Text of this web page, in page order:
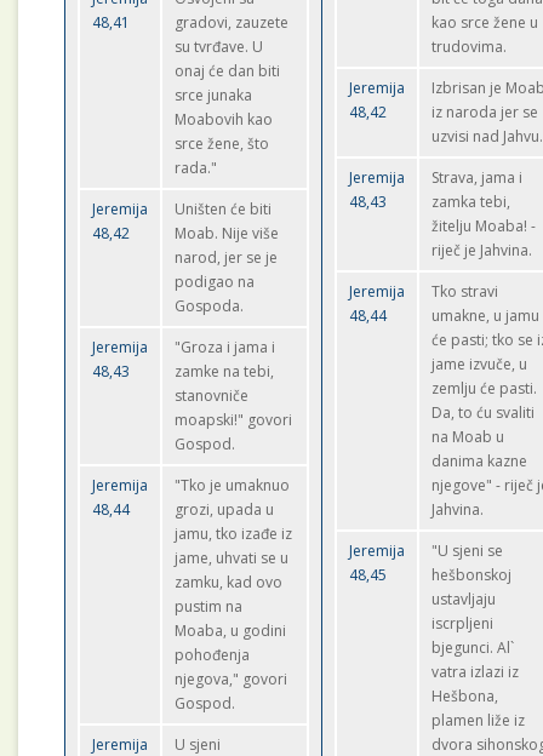
48,41
gradovi, zauzete
su tvrđave. U
onaj će dan biti
srce junaka
Moabovih kao
srce žene, što
rada."
Jeremija
48,42
Uništen će biti
Moab. Nije više
narod, jer se je
podigao na
Gospoda.
Jeremija
48,43
"Groza i jama i
zamke na tebi,
stanovniče
moapski!" govori
Gospod.
Jeremija
48,44
"Tko je umaknuo
grozi, upada u
jamu, tko izađe iz
jame, uhvati se u
zamku, kad ovo
pustim na
Moaba, u godini
pohođenja
njegova," govori
Gospod.
Jeremija
U sjeni
kao srce žene u
trudovima.
Jeremija
48,42
Izbrisan je
iz naroda jer se
uzvisi nad Jahvu.
Jeremija
48,43
Strava, jama i
zamka tebi,
žitelju Moaba! -
riječ je Jahvina.
Jeremija
48,44
Tko stravi
umakne, u jamu
će pasti; tko se
jame izvuče, u
zemlju će pasti.
Da, to ću svaliti
na Moab u
danima kazne
njegove" - riječ
Jahvina.
Jeremija
48,45
"U sjeni se
hešbonskoj
ustavljaju
iscrpljeni
bjegunci. Al`
vatra izlazi iz
Hešbona,
plamen liže iz
dvora